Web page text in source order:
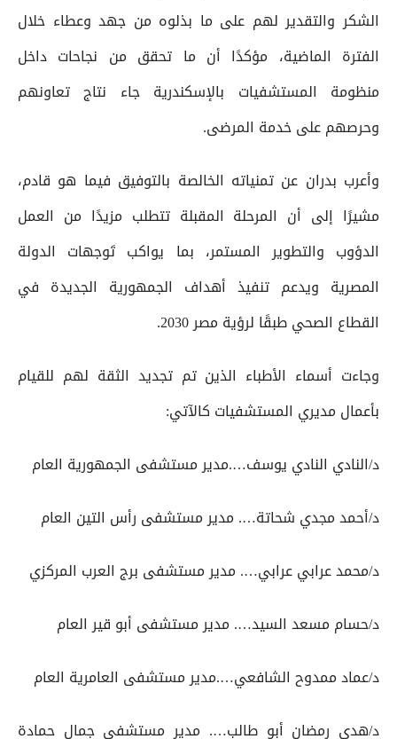
الشكر والتقدير لهم على ما بذلوه من جهد وعطاء خلال
الفترة الماضية، مؤكدًا أن ما تحقق من نجاحات داخل
منظومة المستشفيات بالإسكندرية جاء نتاج تعاونهم
وحرصهم على خدمة المرضى.
وأعرب بدران عن تمنياته الخالصة بالتوفيق فيما هو قادم،
مشيرًا إلى أن المرحلة المقبلة تتطلب مزيدًا من العمل
الدؤوب والتطوير المستمر، بما يواكب تَوجهات الدولة
المصرية ويدعم تنفيذ أهداف الجمهورية الجديدة في
القطاع الصحي طبقًا لرؤية مصر 2030.
وجاءت أسماء الأطباء الذين تم تجديد الثقة لهم للقيام
بأعمال مديري المستشفيات كالآتي:
د/النادي النادي يوسف….مدير مستشفى الجمهورية العام
د/أحمد مجدي شحاتة…. مدير مستشفى رأس التين العام
د/محمد عرابي عرابي…. مدير مستشفى برج العرب المركزي
د/حسام مسعد السيد…. مدير مستشفى أبو قير العام
د/عماد ممدوح الشافعي….مدير مستشفى العامرية العام
د/هدى رمضان أبو طالب…. مدير مستشفى جمال حمادة